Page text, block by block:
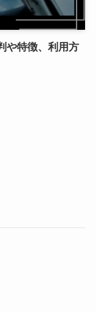
や特徴、利用方